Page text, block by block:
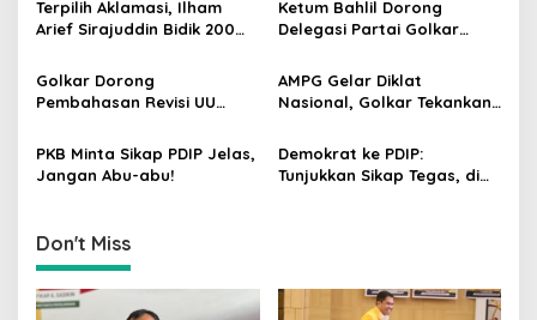
g
a
t
i
o
n
Dipercaya Rakyat
Terpilih Aklamasi, Ilham
Arief Sirajuddin Bidik 200
Pemilu 2029
Ketum Bahlil Dorong
Delegasi Partai Golkar
Ngabalin Belajar Hilirisasi
Hingga Industrialisasi dari
Golkar Dorong
Pembahasan Revisi UU
Kajian Putusan MK Sudah
Tuntas
AMPG Gelar Diklat
Nasional, Golkar Tekankan
Tantangan Zaman
PKB Minta Sikap PDIP Jelas,
Jangan Abu-abu!
Demokrat ke PDIP:
Tunjukkan Sikap Tegas, di
Don't Miss